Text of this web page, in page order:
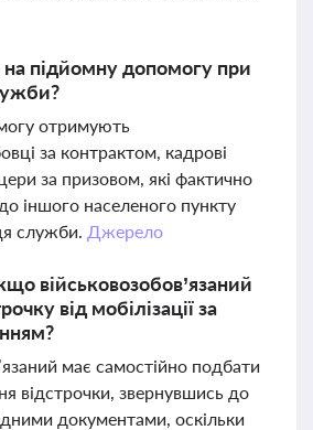
підйомну допомогу при
отримують
за контрактом, кадрові
за призовом, які фактично
іншого населеного пункту
служби. Джерело
військовозобов’язаний
від мобілізації за
має самостійно подбати
відстрочки, звернувшись до
документами, оскільки